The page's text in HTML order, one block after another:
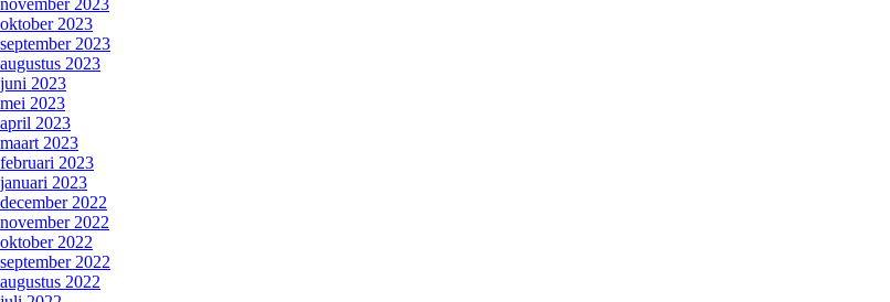
november 2023
oktober 2023
september 2023
augustus 2023
juni 2023
mei 2023
april 2023
maart 2023
februari 2023
januari 2023
december 2022
november 2022
oktober 2022
september 2022
augustus 2022